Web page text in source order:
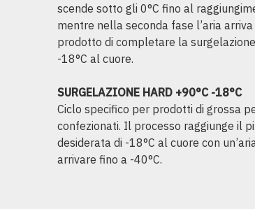
scende sotto gli 0°C fino al
mentre nella seconda fase l’aria
prodotto di completare la
-18°C al cuore.
SURGELAZIONE HARD +90°C -18°C
Ciclo specifico per prodotti di grossa
confezionati. Il processo raggiunge il
desiderata di -18°C al cuore con
arrivare fino a -40°C.